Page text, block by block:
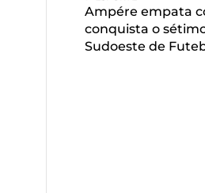
Ampére empata
conquista o
Sudoeste de